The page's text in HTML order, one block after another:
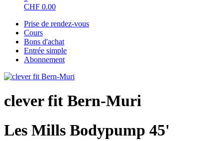
CHF 0.00
Prise de rendez-vous
Cours
Bons d'achat
Entrée simple
Abonnement
clever fit Bern-Muri
Les Mills Bodypump 45'